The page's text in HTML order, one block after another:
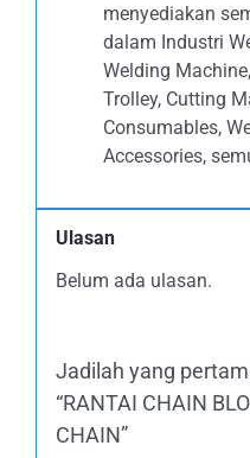
menyediakan
dalam Industri
Welding
Trolley, Cutting
Consumables,
Accessories,
Ulasan
Belum ada ulasan.
Jadilah yang
“RANTAI CHAIN
CHAIN”